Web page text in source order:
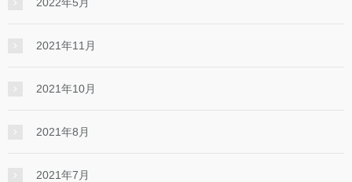
2021年11月
2021年10月
2021年8月
2021年7月